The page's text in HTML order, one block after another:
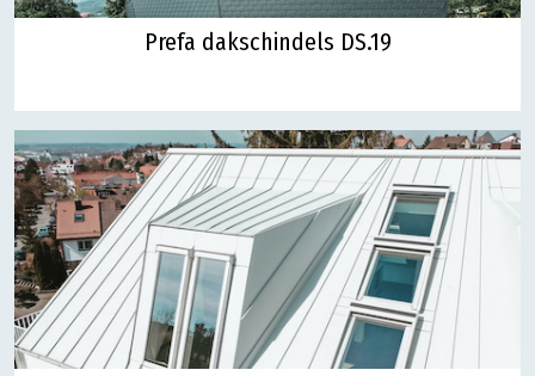
Prefa dakschindels DS.19